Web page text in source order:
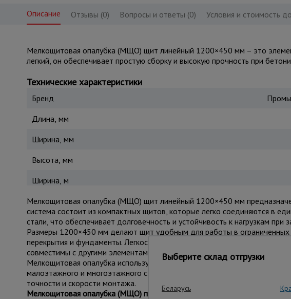
Описание Отзывы (0) Вопросы и ответы (0) Условия и стоимость
Мелкощитовая опалубка (МЩО) щит линейный 1200×450 мм – это
легкий, он обеспечивает простую сборку и высокую прочность при
Технические характеристики
Бренд
Длина, мм
Ширина, мм
Высота, мм
Ширина, м
Мелкощитовая опалубка (МЩО) щит линейный 1200×450 мм
система состоит из компактных щитов, которые легко соединяются в
стали, что обеспечивает долговечность и устойчивость к нагрузкам при
Размеры 1200×450 мм делают щит удобным для работы в ограниченных
перекрытия и фундаменты. Легкость сборки и разборки позволяет
совместимы с другими элементами мелкощитовой опалубки, что
Мелкощитовая опалубка используется в монолитном строительстве
малоэтажного и многоэтажного строительства, ремонта и
точности и скорости монтажа.
Мелкощитовая опалубка (МЩО) представлена в двух цветах: серый и
Выберите склад отгрузки
Беларусь